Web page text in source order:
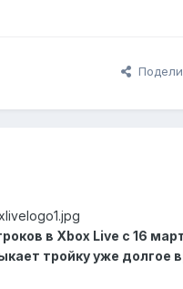
в Xbox Live с 16
тройку уже долгое